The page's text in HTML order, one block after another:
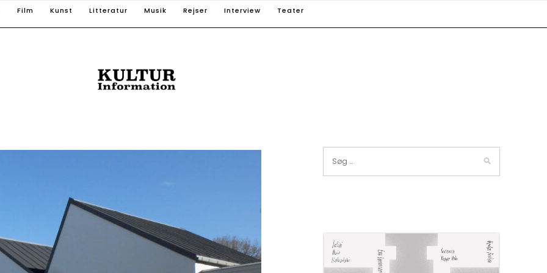
Film Kunst Litteratur Musik Rejser Interview Teater